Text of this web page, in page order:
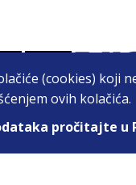
(cookies) koji
ovih kolačića.
pročitajte u